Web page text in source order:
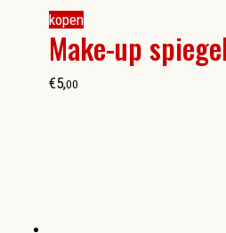
kopen
Make-up
€5,00